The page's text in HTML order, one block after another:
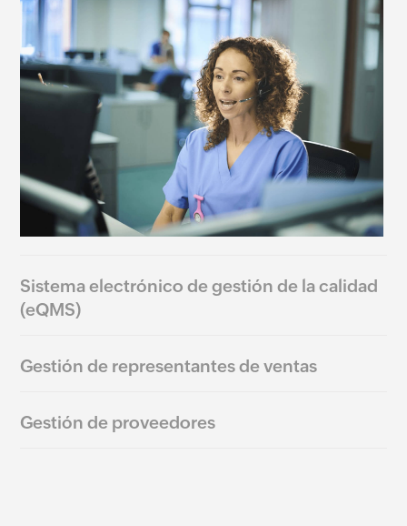
Sistema electrónico de gestión de la calidad
(eQMS)
Gestión de representantes de ventas
Gestión de proveedores